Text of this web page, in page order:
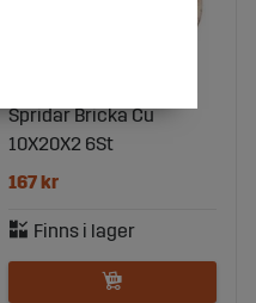
Spridar Bricka Cu
10X20X2 6St
167 kr